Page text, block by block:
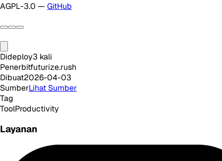
AGPL-3.0 — GitHub
Dideploy3 kali
Penerbitfuturize.rush
Dibuat2026-04-03
SumberLihat Sumber
Tag
ToolProductivity
Layanan